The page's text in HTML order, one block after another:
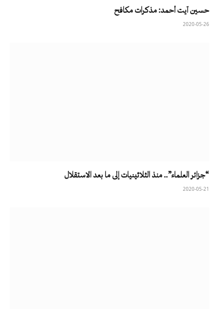
حسين آيت أحمد: مذكرات مكافح
2020-05-26
“جزائر العلماء”.. منذ الثلاثينيات إلى ما بعد الاستقلال
2020-05-21